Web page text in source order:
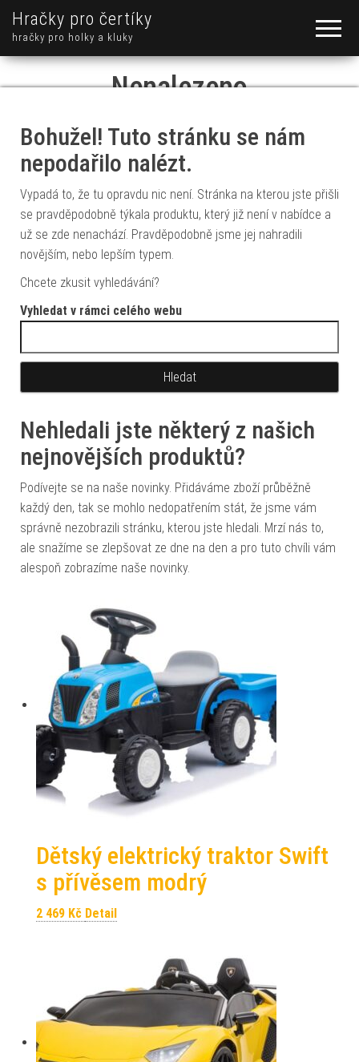
Hračky pro čertíky
hračky pro holky a kluky
Nenalezeno
Bohužel! Tuto stránku se nám
nepodařilo nalézt.
Vypadá to, že tu opravdu nic není. Stránka na kterou jste přišli
se pravděpodobně týkala produktu, který již není v nabídce a
už se zde nenachází. Pravděpodobně jsme jej nahradili
novějším, nebo lepším typem.
Chcete zkusit vyhledávání?
Vyhledat v rámci celého webu
Nehledali jste některý z našich
nejnovějších produktů?
Podívejte se na naše novinky. Přidáváme zboží průběžně
každý den, tak se mohlo nedopatřením stát, že jsme vám
správně nezobrazili stránku, kterou jste hledali. Mrzí nás to,
ale snažíme se zlepšovat ze dne na den a pro tuto chvíli vám
alespoň zobrazíme naše novinky.
Dětský elektrický traktor Swift
s přívěsem modrý
2 469 Kč Detail